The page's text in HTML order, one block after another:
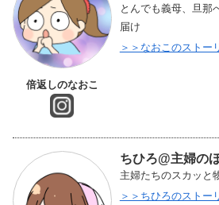
倍返しのなおこ
とんでも義母、旦那
届け
＞＞なおこのスト
ちひろ@主婦の
主婦たちのスカッと
＞＞ちひろのスト